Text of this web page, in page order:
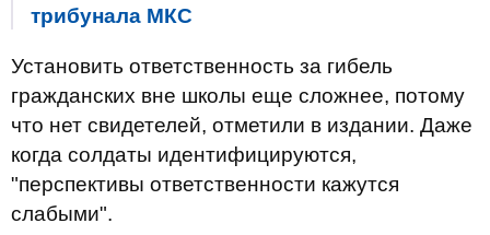
трибунала МКС
Установить ответственность за гибель
гражданских вне школы еще сложнее, потому
что нет свидетелей, отметили в издании. Даже
когда солдаты идентифицируются,
"перспективы ответственности кажутся
слабыми".